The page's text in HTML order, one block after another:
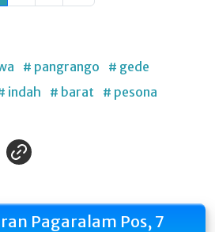
# pangrango
# gede
indah # barat
# pesona
Pagaralam Pos, 7